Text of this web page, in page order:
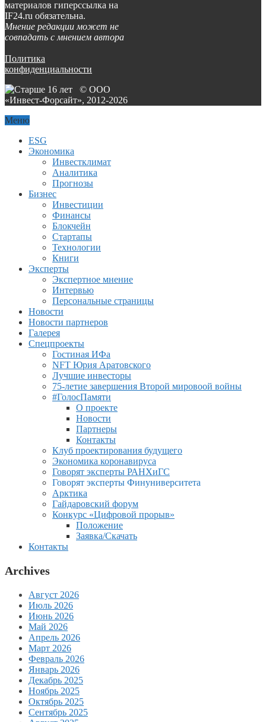
материалов гиперссылка на
IF24.ru обязательна.
Мнение редакции может не
совпадать с мнением автора
Политика
конфиденциальности
© ООО
«Инвест-Форсайт», 2012-2026
Меню
ESG
Экономика
Инвестклимат
Аналитика
Прогнозы
Бизнес
Инвестиции
Финансы
Блокчейн
Стартапы
Технологии
Книги
Эксперты
Экспертное мнение
Интервью
Персональные страницы
Новости
Новости партнеров
Галерея
Спецпроекты
Гостиная ИФа
NFT Юрия Аратовского
Лучшие инвесторы
75-летие завершения Второй мировоой войны
#ГолосПамяти
О проекте
Новости
Партнеры
Контакты
Клуб проектирования будущего
Экономика коронавируса
Говорят эксперты РАНХиГС
Говорят эксперты Финуниверситета
Арктика
Гайдаровский форум
Конкурс «Цифровой прорыв»
Положение
Заявка/Скачать
Контакты
Archives
Август 2026
Июль 2026
Июнь 2026
Май 2026
Апрель 2026
Март 2026
Февраль 2026
Январь 2026
Декабрь 2025
Ноябрь 2025
Октябрь 2025
Сентябрь 2025